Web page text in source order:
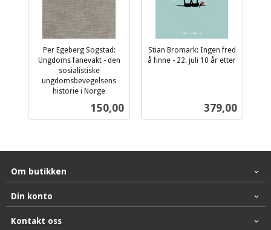
Per Egeberg Sogstad:
Ungdoms fanevakt - den
sosialistiske
ungdomsbevegelsens
historie i Norge
Pris
150,00
Stian Bromark: Ingen fred
å finne - 22. juli 10 år etter
Pris
379,00
Om butikken
Din konto
Kontakt oss